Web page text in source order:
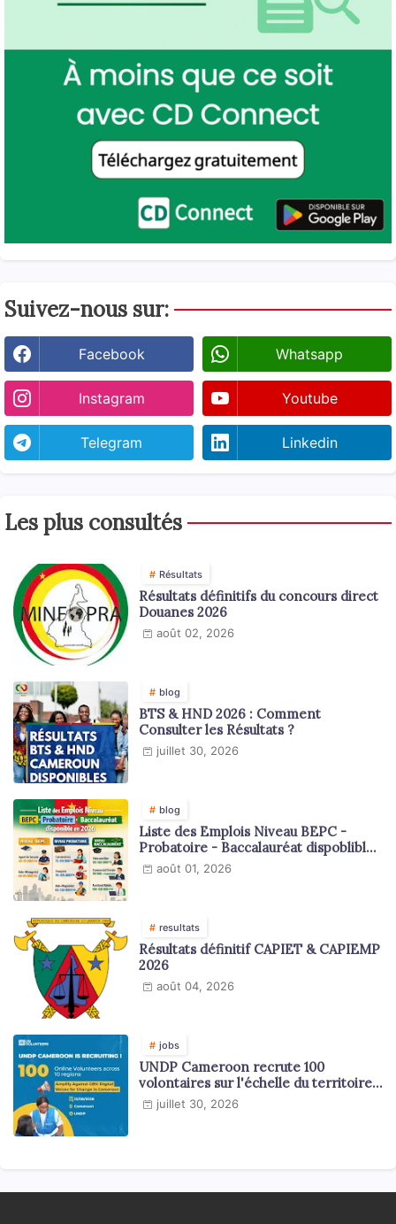
Suivez-nous sur:
Facebook Whatsapp
Instagram Youtube
Telegram Linkedin
Les plus consultés
Résultats
Résultats définitifs du concours direct
Douanes 2026
août 02, 2026
blog
BTS & HND 2026 : Comment
Consulter les Résultats ?
juillet 30, 2026
blog
Liste des Emplois Niveau BEPC -
Probatoire - Baccalauréat dispoblible
en 2026
août 01, 2026
resultats
Résultats définitif CAPIET & CAPIEMP
2026
août 04, 2026
jobs
UNDP Cameroon recrute 100
volontaires sur l'échelle du territoire
national
juillet 30, 2026